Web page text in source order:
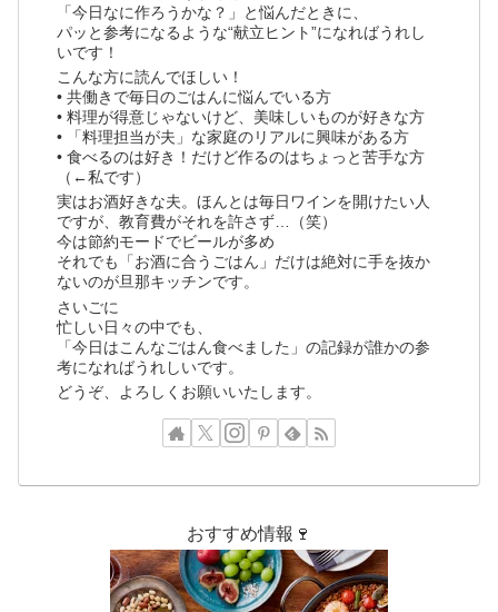
「今日なに作ろうかな？」と悩んだときに、
パッと参考になるような“献立ヒント”になればうれし
いです！
こんな方に読んでほしい！
• 共働きで毎日のごはんに悩んでいる方
• 料理が得意じゃないけど、美味しいものが好きな方
• 「料理担当が夫」な家庭のリアルに興味がある方
• 食べるのは好き！だけど作るのはちょっと苦手な方
（←私です）
実はお酒好きな夫。ほんとは毎日ワインを開けたい人
ですが、教育費がそれを許さず…（笑）
今は節約モードでビールが多め
それでも「お酒に合うごはん」だけは絶対に手を抜か
ないのが旦那キッチンです。
さいごに
忙しい日々の中でも、
「今日はこんなごはん食べました」の記録が誰かの参
考になればうれしいです。
どうぞ、よろしくお願いいたします。
おすすめ情報🍷